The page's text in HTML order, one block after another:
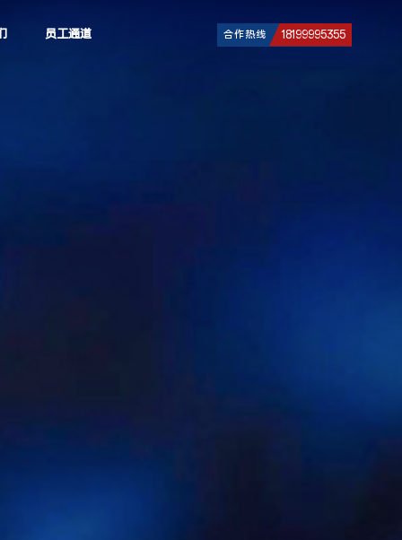
员工通道 合作热线 18199995355